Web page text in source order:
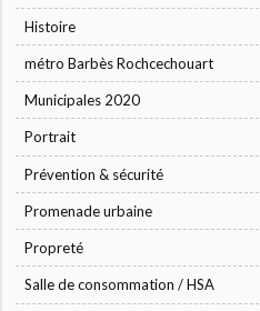
Histoire
métro Barbès Rochcechouart
Municipales 2020
Portrait
Prévention & sécurité
Promenade urbaine
Propreté
Salle de consommation / HSA